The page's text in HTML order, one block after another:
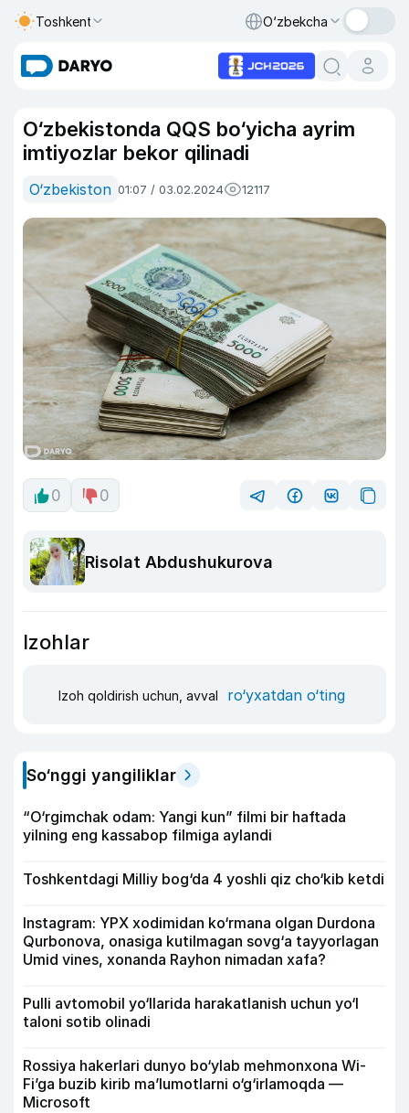
Toshkent O‘zbekcha
O‘zbekistonda QQS bo‘yicha ayrim
imtiyozlar bekor qilinadi
O‘zbekiston 01:07 / 03.02.2024 12117
0 0
Risolat Abdushukurova
Izohlar
Izoh qoldirish uchun, avval ro‘yxatdan o‘ting
So‘nggi yangiliklar
“O‘rgimchak odam: Yangi kun” filmi bir haftada
yilning eng kassabop filmiga aylandi
Toshkentdagi Milliy bog‘da 4 yoshli qiz cho‘kib ketdi
Instagram: YPX xodimidan ko‘rmana olgan Durdona
Qurbonova, onasiga kutilmagan sovg‘a tayyorlagan
Umid vines, xonanda Rayhon nimadan xafa?
Pulli avtomobil yo‘llarida harakatlanish uchun yo‘l
taloni sotib olinadi
Rossiya hakerlari dunyo bo‘ylab mehmonxona Wi-
Fi’ga buzib kirib ma’lumotlarni o‘g‘irlamoqda —
Microsoft